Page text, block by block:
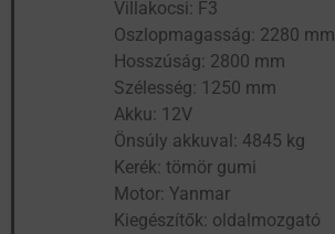
Villakocsi: F3
Oszlopmagasság: 2280 mm
Hosszúság: 2800 mm
Szélesség: 1250 mm
Akku: 12V
Önsúly akkuval: 4845 kg
Kerék: tömör gumi
Motor: Yanmar
Kiegészítők: oldalmozgató